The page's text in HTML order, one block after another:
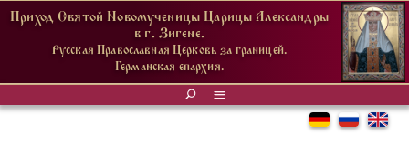
Приход Святой Новомученицы Царицы Александры
в г. Зигене.
Русская Православная Церковь за границей.
Германская епархия.